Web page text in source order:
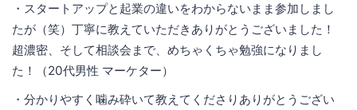
・スタートアップと起業の違いをわからないまま参加しまし
たが（笑）丁寧に教えていただきありがとうございました！
超濃密、そして相談会まで、めちゃくちゃ勉強になりまし
た！（20代男性 マーケター）
・分かりやすく噛み砕いて教えてくださりありがとうござい